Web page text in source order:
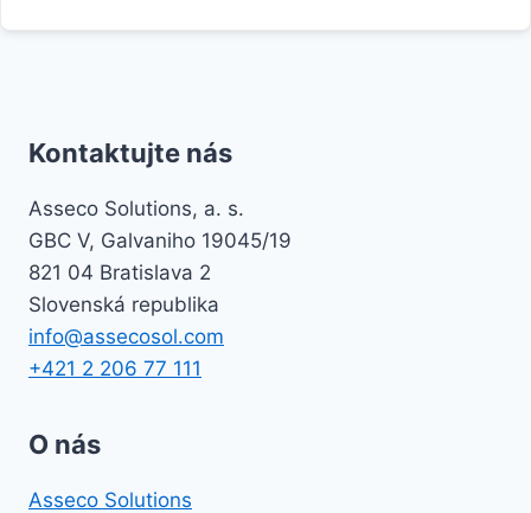
Kontaktujte nás
Asseco Solutions, a. s.
GBC V, Galvaniho 19045/19
821 04 Bratislava 2
Slovenská republika
info@assecosol.com
+421 2 206 77 111
O nás
Asseco Solutions